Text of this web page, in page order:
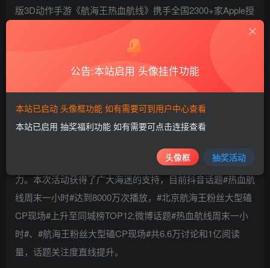
版3D动作手游《航海王热血航线》携手全国2300+家Apple授
动，在海迷和业界的赞誉中圆满落下帷幕。
在本次活动中，《航海王热血航线》送出数十万份航海
带队与现场海迷同台竞技，共享航海王正版3D动作手游的魅
力。本次活动获得了广大海迷的支持，目前抖音话题#热血航
线周末一小时#达到8000万次播放，#北京航海王粉丝大型磕
CP现场#上升至同城榜TOP12;微博话题#热血航线周末一小
时#、#航海王粉丝大型磕CP现场#共6.6万讨论和1亿阅读
量，话题关注度直线提升。
公告:本站启用 头像挂件功能
本站已启动 头像框功能 如有需要可到用户中心查看
本站已启用 抽奖福利功能 如有需要可点击连接查看
头像框 抽奖活动